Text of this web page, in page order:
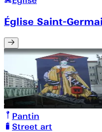
Église Saint-
Pantin
Street art